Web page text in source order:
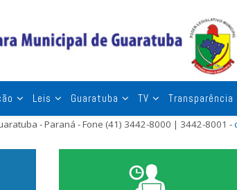
Leis Guaratuba TV Transparência
- Paraná - Fone (41) 3442-8000 | 3442-8001 -